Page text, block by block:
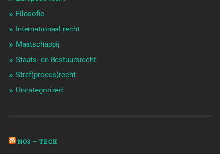
Filosofie
Internationaal recht
Maatschappij
Staats- en Bestuursrecht
Straf(proces)recht
Uncategorized
NOS – TECH